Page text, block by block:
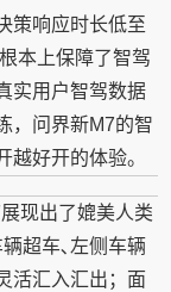
策响应时长低至
本上保障了智驾
实用户智驾数据
，问界新M7的智
好开的体验。
现出了媲美人类
超车､左侧车辆
活汇入汇出；面